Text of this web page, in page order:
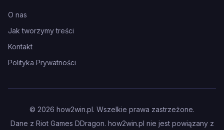
O nas
Jak tworzymy treści
Kontakt
Polityka Prywatności
© 2026 how2win.pl. Wszelkie prawa zastrzeżone.
Dane z Riot Games DDragon. how2win.pl nie jest powiązany z